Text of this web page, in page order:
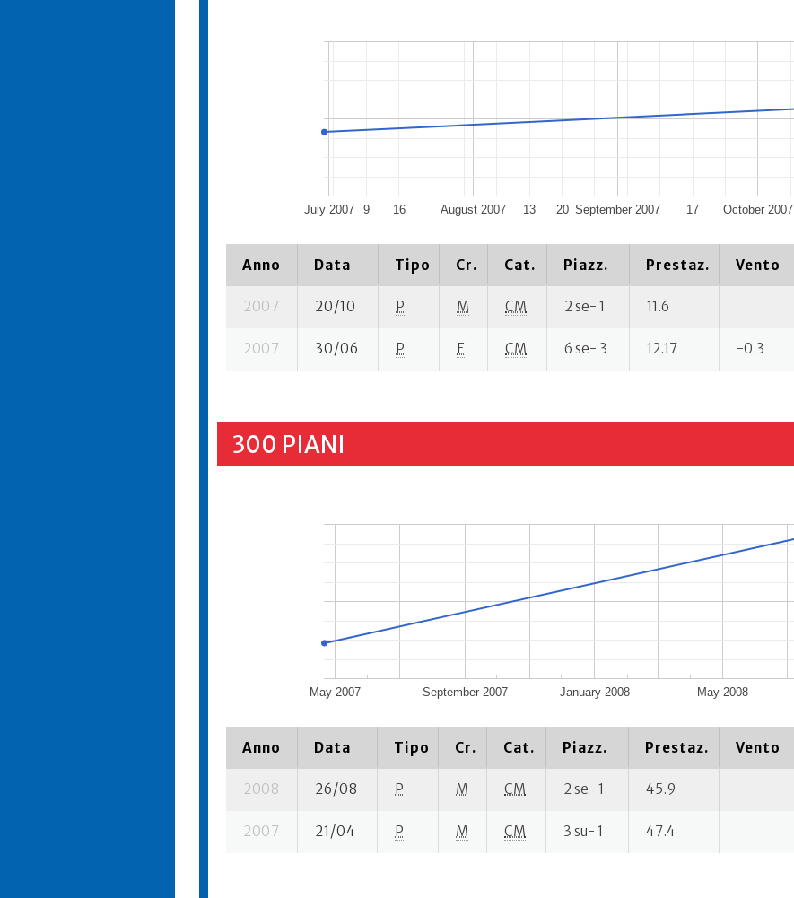
July 2007 August 2007 September 2007 October 2007
9 16 13 20 17
Anno Data Tipo Cr. Cat. Piazz. Prestaz. Vento
2007 20/10 P M CM 2 se- 1 11.6
2007 30/06 P E CM 6 se- 3 12.17 -0.3
300 PIANI
May 2007 September 2007 January 2008 May 2008
Anno Data Tipo Cr. Cat. Piazz. Prestaz. Vento
2008 26/08 P M CM 2 se- 1 45.9
2007 21/04 P M CM 3 su- 1 47.4